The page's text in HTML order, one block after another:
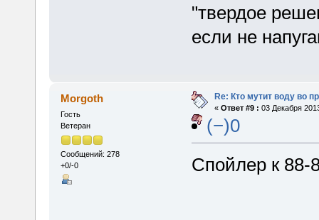
"твердое
если не
Morgoth
Гость
Ветеран
Сообщений: 278
+0/-0
Re: Кто мутит воду во
« Ответ #9 : 03 Декабря
(−)0
Спойлер к 88-